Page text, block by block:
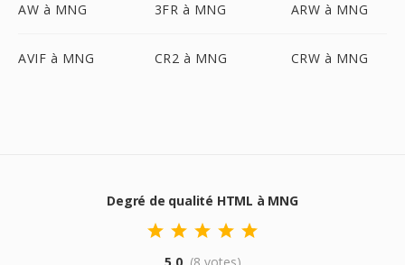
AW à MNG 3FR à MNG ARW à MNG
AVIF à MNG CR2 à MNG CRW à MNG
Degré de qualité HTML à MNG